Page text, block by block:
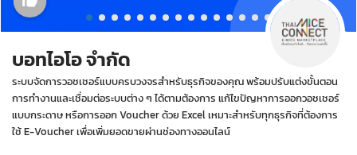
n
บอทไอโอ จำกัด
ระบบจัดการวอชเชอร์แบบครบวงจรสำหรับธุรกิจของคุณ พร้อมปรับแต่งขั้นตอน
การทำงานและเชื่อมต่อระบบต่าง ๆ ได้ตามต้องการ แก้ไขปัญหาการออกวอชเชอร์
แบบกระดาษ หรือการออก Voucher ด้วย Excel เหมาะสำหรับทุกธุรกิจที่ต้องการ
ใช้ E-Voucher เพื่อเพิ่มยอดขายผ่านช่องทางออนไลน์